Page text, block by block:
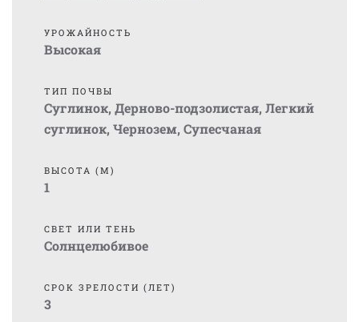
УРОЖАЙНОСТЬ
Высокая
ТИП ПОЧВЫ
Суглинок, Дерново-подзолистая, Легкий
суглинок, Чернозем, Супесчаная
ВЫСОТА (М)
1
СВЕТ ИЛИ ТЕНЬ
Солнцелюбивое
СРОК ЗРЕЛОСТИ (ЛЕТ)
3